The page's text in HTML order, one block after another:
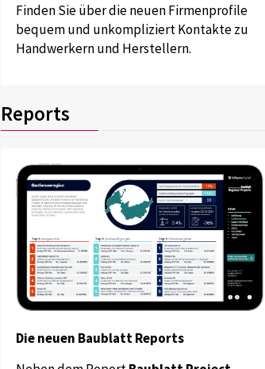
Finden Sie über die neuen Firmenprofile
bequem und unkompliziert Kontakte zu
Handwerkern und Herstellern.
Reports
Die neuen Baublatt Reports